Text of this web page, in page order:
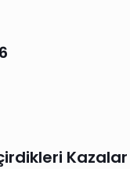
Kazalar